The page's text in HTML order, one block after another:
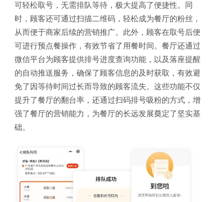
可轻松取号，无需排队等待，极大提高了便捷性。同
时，顾客还可通过扫描二维码，轻松成为餐厅的粉丝，
从而便于商家后续的营销推广。此外，顾客在取号后便
可进行预点餐操作，有效节省了用餐时间。餐厅还通过
微信平台为顾客提供排号进度查询功能，以及落座提醒
的自动推送服务，确保了顾客信息的及时获取，有效避
免了因等待时间过长而导致的顾客流失。这些功能不仅
提升了餐厅的翻台率，还通过扫码排号吸粉的方式，增
强了餐厅的营销能力，为餐厅的长远发展奠定了坚实基
础。